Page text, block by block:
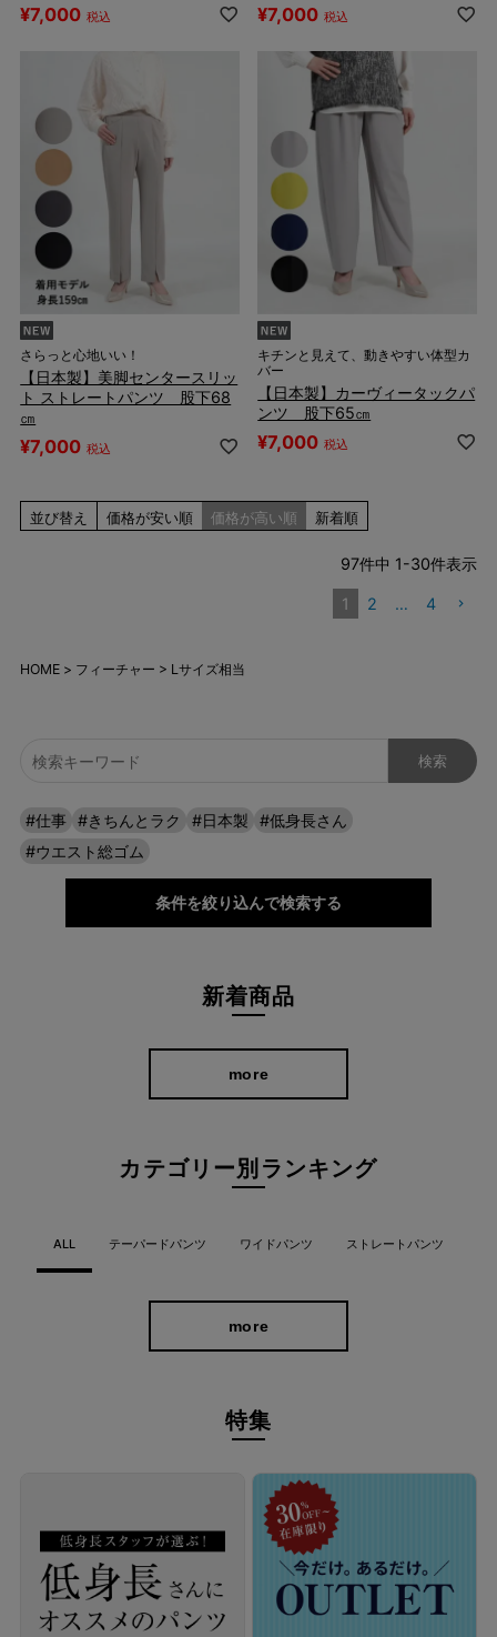
¥7,000 税込 ¥7,000 税込
さらっと心地いい！
【日本製】美脚センタースリッ
ト ストレートパンツ 股下68
㎝
¥7,000 税込
キチンと見えて、動きやすい体型カ
バー
【日本製】カーヴィータックパ
ンツ 股下65㎝
¥7,000 税込
並び替え 価格が安い順 価格が高い順 新着順
97件中 1-30件表示
1 2 … 4
HOME フィーチャー Lサイズ相当
#仕事 #きちんとラク #日本製
#低身長さん
#ウエスト総ゴム
条件を絞り込んで検索する
新着商品
more
カテゴリー別ランキング
ALL テーパードパンツ ワイドパンツ ストレートパンツ
more
特集